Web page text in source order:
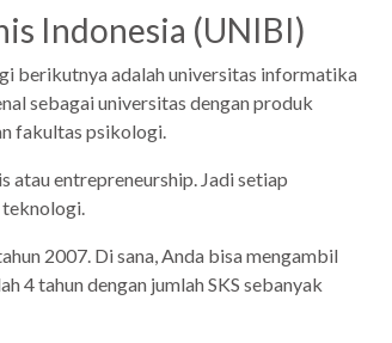
Indonesia (UNIBI)
berikutnya adalah universitas informatika
sebagai universitas dengan produk
fakultas psikologi.
atau entrepreneurship. Jadi setiap
2007. Di sana, Anda bisa mengambil
4 tahun dengan jumlah SKS sebanyak